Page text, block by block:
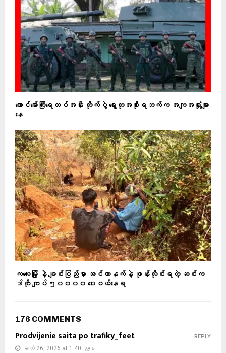
တောင်မော်ကြီးရေတပ်အနီး တိုက်ပွဲ ရွေးတုအစိုးရဘက်က အကျအရှုံးများ
နေ
ကလေးမြို့ နဲ့ ချင်းပြည်မှာ အင်တာနက်နဲ့ ဖုန်းလိုင်းရတဲ့ ဆင်းက
ဒ်ကို ကျပ် ၅၀၀၀၀ ပေးဝယ်နေရ
176 COMMENTS
Prodvijenie saita po trafiky_feet
မတ် 26, 2026 at 1:40 ညနေ
REPLY